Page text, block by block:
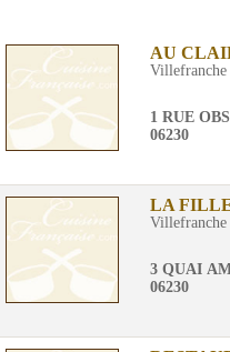
AU
Villefranche
1 RUE
06230
LA
Villefranche
3 QUAI
06230